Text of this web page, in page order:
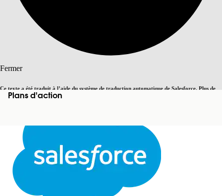
Fermer
Ce texte a été traduit à l’aide du système de traduction automatique de Salesforce. Plus de
détails, consultez <cette page
Fermer
Plans d'action
Table des matières
Rechercher